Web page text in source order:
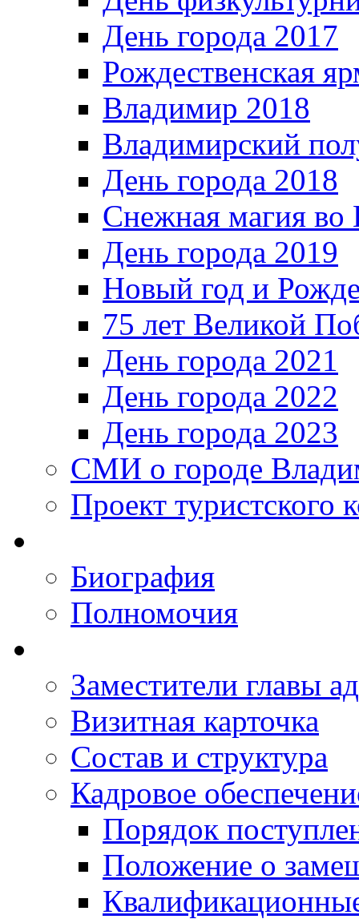
День города 2017
Рождественская
Владимир 2018
Владимирский
День города 2018
Снежная магия во
День города 2019
Новый год и
75 лет Великой
День города 2021
День города 2022
День города 2023
СМИ о городе
Проект туристского
Биография
Полномочия
Заместители главы
Визитная карточка
Состав и структура
Кадровое
Порядок
Положение о